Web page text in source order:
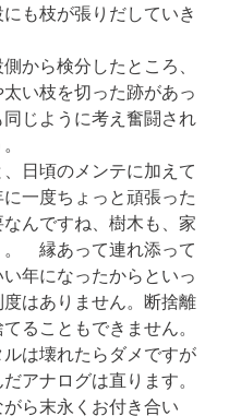
も枝が張りだしていき
から検分したところ、
い枝を切った跡があっ
じように考え奮闘され
日頃のメンテに加えて
一度ちょっと頑張った
んですね、樹木も、家
。　縁あって連れ添って
年になったからといっ
はありません。断捨離
ることもできません。
は壊れたらダメですが
アナログは直ります。
ら末永くお付き合い